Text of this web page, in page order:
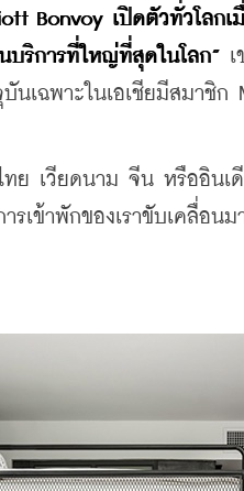
Bonvoy เปิดตัวทั่วโล
บริการที่ใหญ่ที่สุดในโลก”
นเฉพาะในเอเชียมีสมาชิ
เวียดนาม จีน หรืออินเดี
รเข้าพักของเราขับเคลื่อ